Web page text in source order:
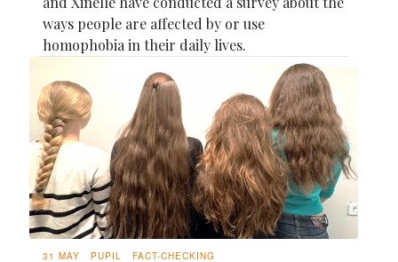
ways people are affected by or use
homophobia in their daily lives.
31 MAY PUPIL FACT-CHECKING